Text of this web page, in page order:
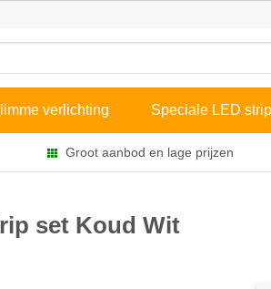
verlichting Speciale LED
Groot aanbod en lage prijzen
set Koud Wit